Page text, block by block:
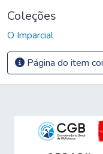
Coleções
O Imparcial
Página do item